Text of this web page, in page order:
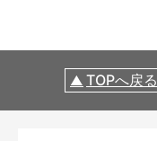
TOPへ戻る